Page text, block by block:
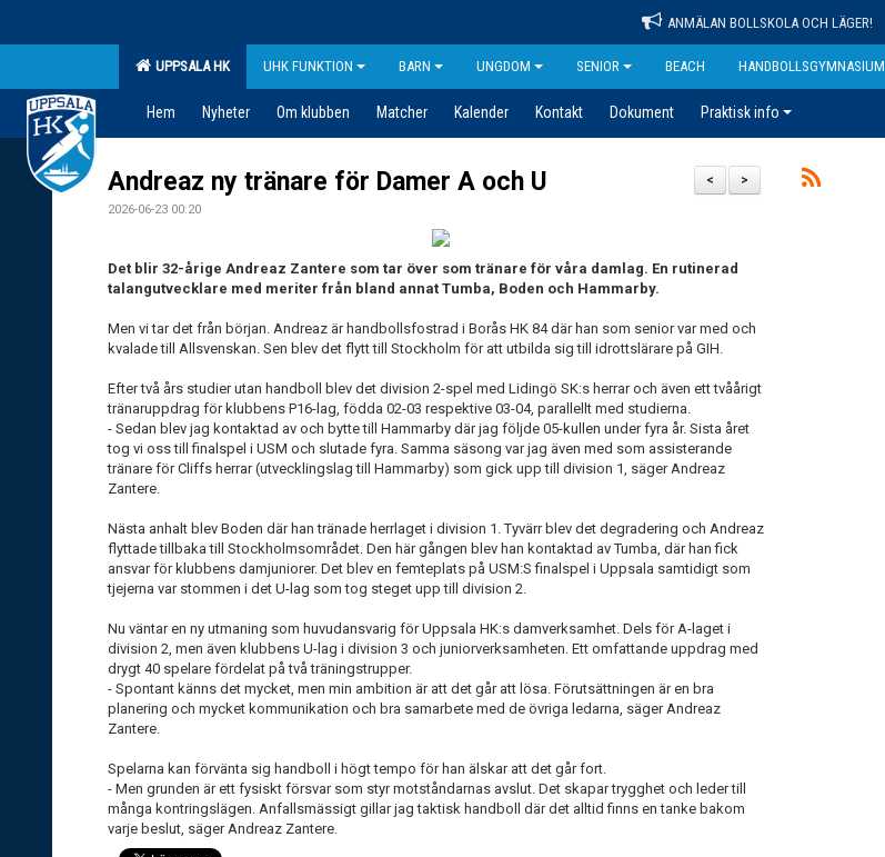
ANMÄLAN BOLLSKOLA OCH LÄGER!
UPPSALA HK UHK FUNKTION BARN UNGDOM SENIOR BEACH HANDBOLLSGYMNASIUM
Hem Nyheter Om klubben Matcher Kalender Kontakt Dokument Praktisk info
>
<
Andreaz ny tränare för Damer A och U
2026-06-23 00:20
Det blir 32-årige Andreaz Zantere som tar över som tränare för våra damlag. En rutinerad
talangutvecklare med meriter från bland annat Tumba, Boden och Hammarby.
Men vi tar det från början. Andreaz är handbollsfostrad i Borås HK 84 där han som senior var med och
kvalade till Allsvenskan. Sen blev det flytt till Stockholm för att utbilda sig till idrottslärare på GIH.
Efter två års studier utan handboll blev det division 2-spel med Lidingö SK:s herrar och även ett tvåårigt
tränaruppdrag för klubbens P16-lag, födda 02-03 respektive 03-04, parallellt med studierna.
- Sedan blev jag kontaktad av och bytte till Hammarby där jag följde 05-kullen under fyra år. Sista året
tog vi oss till finalspel i USM och slutade fyra. Samma säsong var jag även med som assisterande
tränare för Cliffs herrar (utvecklingslag till Hammarby) som gick upp till division 1, säger Andreaz
Zantere.
Nästa anhalt blev Boden där han tränade herrlaget i division 1. Tyvärr blev det degradering och Andreaz
flyttade tillbaka till Stockholmsområdet. Den här gången blev han kontaktad av Tumba, där han fick
ansvar för klubbens damjuniorer. Det blev en femteplats på USM:S finalspel i Uppsala samtidigt som
tjejerna var stommen i det U-lag som tog steget upp till division 2.
Nu väntar en ny utmaning som huvudansvarig för Uppsala HK:s damverksamhet. Dels för A-laget i
division 2, men även klubbens U-lag i division 3 och juniorverksamheten. Ett omfattande uppdrag med
drygt 40 spelare fördelat på två träningstrupper.
- Spontant känns det mycket, men min ambition är att det går att lösa. Förutsättningen är en bra
planering och mycket kommunikation och bra samarbete med de övriga ledarna, säger Andreaz
Zantere.
Spelarna kan förvänta sig handboll i högt tempo för han älskar att det går fort.
- Men grunden är ett fysiskt försvar som styr motståndarnas avslut. Det skapar trygghet och leder till
många kontringslägen. Anfallsmässigt gillar jag taktisk handboll där det alltid finns en tanke bakom
varje beslut, säger Andreaz Zantere.